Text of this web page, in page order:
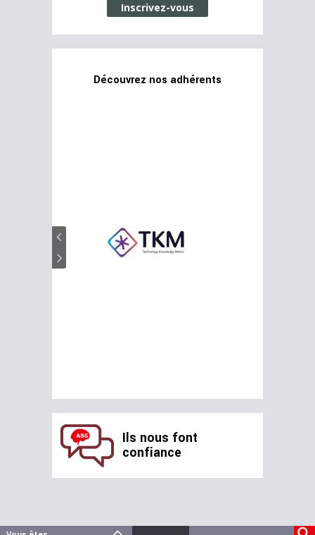
Inscrivez-vous
Découvrez nos adhérents
Ils nous font
confiance